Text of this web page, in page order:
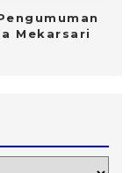
Mekarsari